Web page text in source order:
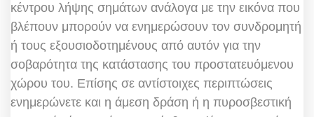
κέντρου λήψης σημάτων ανάλογα με την εικόνα που
βλέπουν μπορούν να ενημερώσουν τον συνδρομητή
ή τους εξουσιοδοτημένους από αυτόν για την
σοβαρότητα της κατάστασης του προστατευόμενου
χώρου του. Επίσης σε αντίστοιχες περιπτώσεις
ενημερώνετε και η άμεση δράση ή η πυροσβεστική